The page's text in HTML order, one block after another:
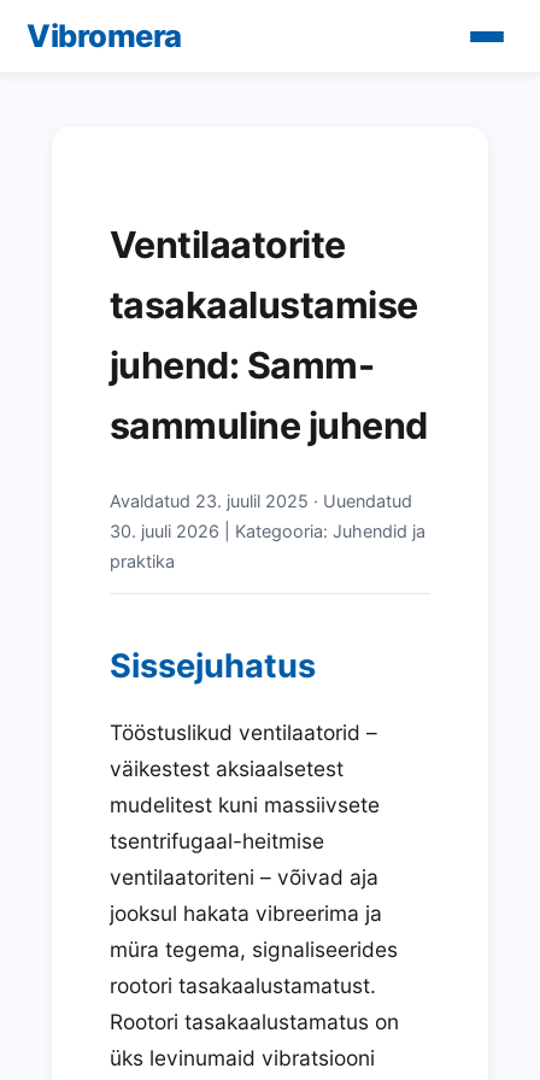
Vibromera
Ventilaatorite
tasakaalustamise
juhend: Samm-
sammuline juhend
Avaldatud 23. juulil 2025 · Uuendatud
30. juuli 2026 | Kategooria: Juhendid ja
praktika
Sissejuhatus
Tööstuslikud ventilaatorid –
väikestest aksiaalsetest
mudelitest kuni massiivsete
tsentrifugaal-heitmise
ventilaatoriteni – võivad aja
jooksul hakata vibreerima ja
müra tegema, signaliseerides
rootori tasakaalustamatust.
Rootori tasakaalustamatus on
üks levinumaid vibratsiooni